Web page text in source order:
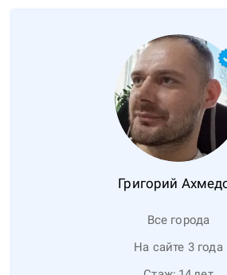
Григорий
Все города
На сайте 3 года